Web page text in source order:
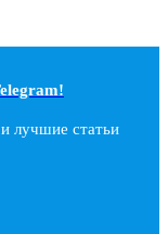
лучшие статьи